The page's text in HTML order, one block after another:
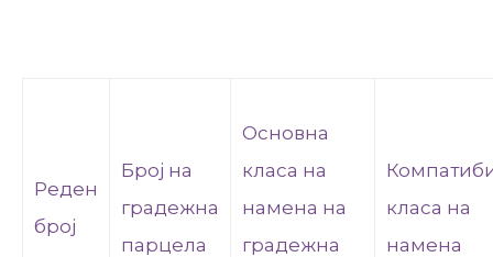
Реден
број
Број на
градежна
парцела
Основна
класа на
намена на
градежна
класа на
намена